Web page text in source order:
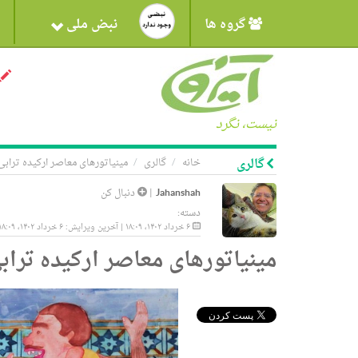
گروه ها نبض ملی
نیست، نگرد
خانه گالری مینیاتورهای معاصر ارکیده گالری
Jahanshah
|
دنبال کن
دسته:
مینیاتورهای معاصر ارکیده